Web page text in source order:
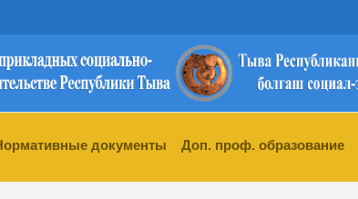
документы Доп. проф. образование